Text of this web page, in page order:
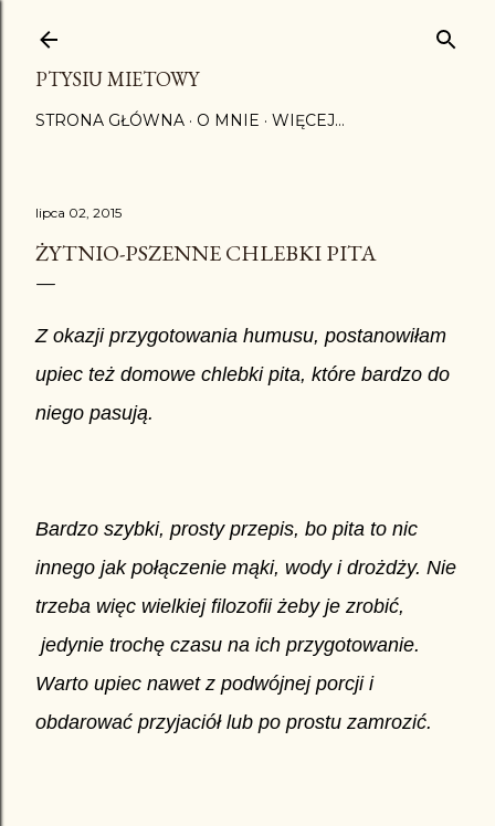
PTYSIU MIETOWY
STRONA GŁÓWNA O MNIE WIĘCEJ…
lipca 02, 2015
ŻYTNIO-PSZENNE CHLEBKI PITA
Z okazji przygotowania humusu, postanowiłam
upiec też domowe chlebki pita, które bardzo do
niego pasują.
Bardzo szybki, prosty przepis, bo pita to nic
innego jak połączenie mąki, wody i drożdży. Nie
trzeba więc wielkiej filozofii żeby je zrobić,
jedynie trochę czasu na ich przygotowanie.
Warto upiec nawet z podwójnej porcji i
obdarować przyjaciół lub po prostu zamrozić.